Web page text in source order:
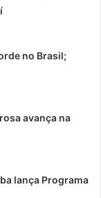
no Brasil;
avança na
lança Programa